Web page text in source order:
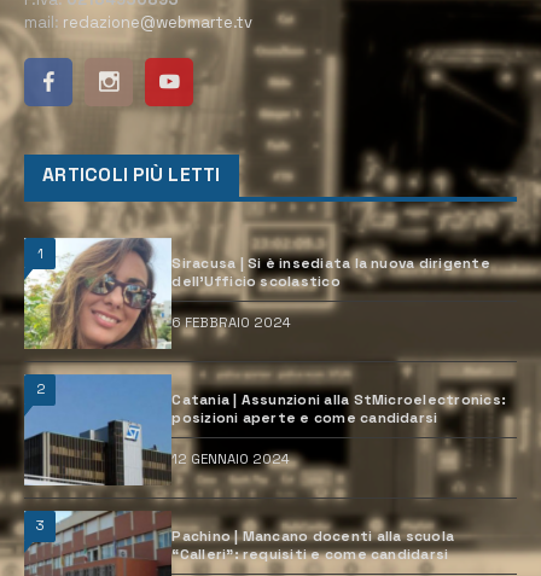
mail: redazione@webmarte.tv
ARTICOLI PIÙ LETTI
1
Siracusa | Si è insediata la nuova dirigente
dell’Ufficio scolastico
6 FEBBRAIO 2024
2
Catania | Assunzioni alla StMicroelectronics:
posizioni aperte e come candidarsi
12 GENNAIO 2024
3
Pachino | Mancano docenti alla scuola
“Calleri”: requisiti e come candidarsi